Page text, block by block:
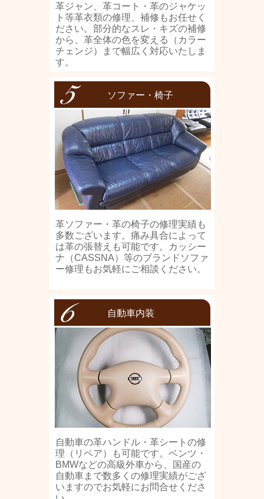
革ジャン、革コート・革のジャケッ
ト等革衣類の修理、補修もお任せく
ださい。部分的なスレ・キズの補修
から、革全体の色を変える（カラー
チェンジ）まで幅広く対応いたしま
す。
ソファー・椅子
革ソファー・革の椅子の修理実績も
多数ございます。痛み具合によって
は革の張替えも可能です。カッシー
ナ（CASSNA）等のブランドソファ
ー修理もお気軽にご相談ください。
自動車内装
自動車の革ハンドル・革シートの修
理（リペア）も可能です。ベンツ・
BMWなどの高級外車から、国産の
自動車まで数多くの修理実績がござ
いますのでお気軽にお問合せくださ